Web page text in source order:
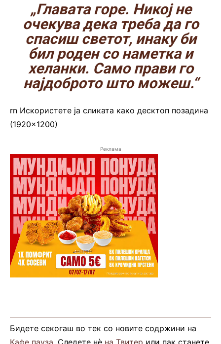
„Главата горе. Никој не
очекува дека треба да го
спасиш светот, инаку би
бил роден со наметка и
хеланки. Само прави го
најдоброто што можеш.“
rn Искористете ја сликата како десктоп позадина
(1920×1200)
Реклама
Бидете секогаш во тек со новите содржини на
Кафе пауза. Следете нè на Твитер или пак станете